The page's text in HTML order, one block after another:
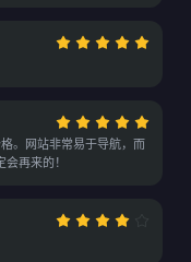
。网站非常易于导航，而
再来的！